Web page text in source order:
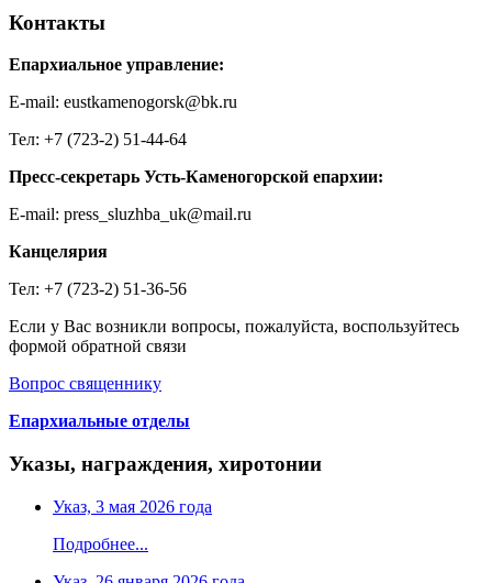
Контакты
Епархиальное управление:
E-mail: eustkamenogorsk@bk.ru
Тел: +7 (723-2) 51-44-64
Пресс-секретарь Усть-Каменогорской епархии:
E-mail: press_sluzhba_uk@mail.ru
Канцелярия
Тел: +7 (723-2) 51-36-56
Если у Вас возникли вопросы, пожалуйста, воспользуйтесь
формой обратной связи
Вопрос священнику
Епархиальные отделы
Указы, награждения, хиротонии
Указ, 3 мая 2026 года
Подробнее...